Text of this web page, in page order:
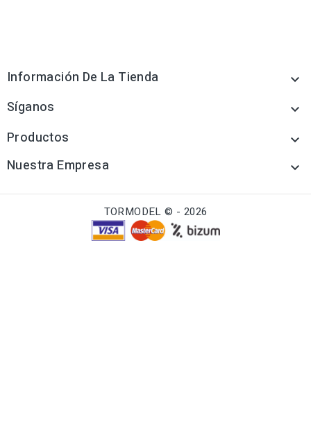
Información De La Tienda 
Síganos 
Productos 
Nuestra Empresa 
TORMODEL © - 2026